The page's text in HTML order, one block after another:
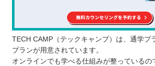
TECH CAMP（テックキャンプ）は、通学プ
プランが用意されています。
オンラインでも学べる仕組みが整っているの